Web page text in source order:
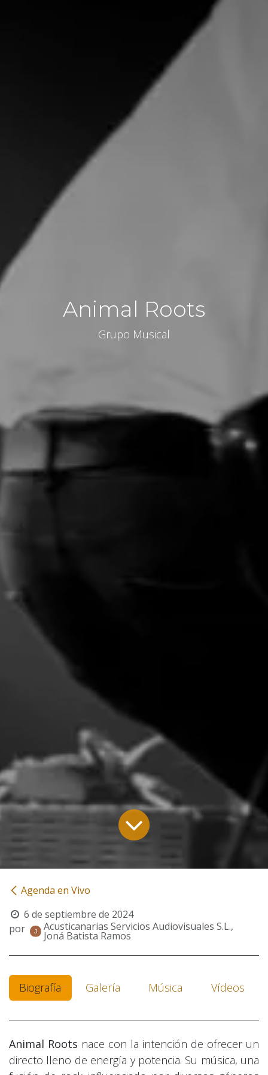
Animal Roots
Grupo Musical
Agenda en Vivo
6 de septiembre de 2024
por
Acusticanarias Servicios Audiovisuales S.L.,
Joná Batista Ramos
Biografía Galería Música Vídeos
Animal Roots nace con la intención de ofrecer un
directo lleno de energía y potencia. Su música, una